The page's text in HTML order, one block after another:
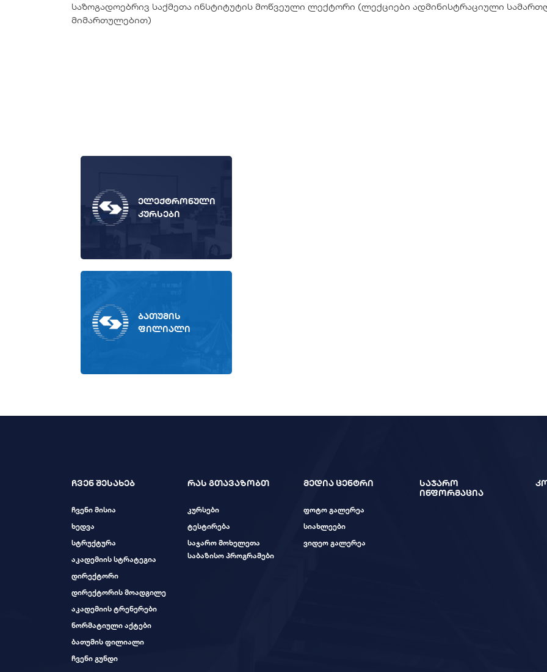
საზოგადოებრივ საქმეთა ინსტიტუტის მოწვეული ლექტორი (ლექციები ადმინისტრაციული
მიმართულებით)
ელექტრონული
კურსები
ბათუმის
ფილიალი
ჩვენ შესახებ
ჩვენი მისია
ხედვა
სტრუქტურა
აკადემიის სტრატეგია
დირექტორი
დირექტორის მოადგილე
აკადემიის ტრენერები
ნორმატიული აქტები
ბათუმის ფილიალი
ჩვენი გუნდი
რას გთავაზობთ
კურსები
ტესტირება
საჯარო მოხელეთა
საბაზისო პროგრამები
მედია ცენტრი
ფოტო გალერეა
სიახლეები
ვიდეო გალერეა
საჯარო
ინფორმაცია